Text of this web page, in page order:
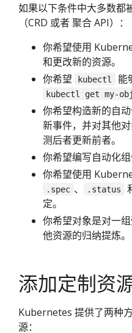
如果以下条件中大多数都
（CRD 或者 聚合 API）：
你希望使用
和更改新的资源。
你希望
kubectl 能
kubectl get my-
你希望构造新的自
新事件，并对其他
测后者更新前者。
你希望编写自动化
你希望使用
.spec 、 .status
定。
你希望对象是对一
他资源的归纳提炼。
添加定制资
Kubernetes 提供了两种
源：